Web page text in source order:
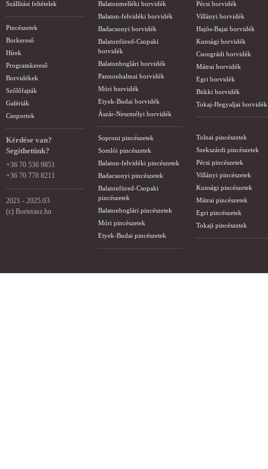
Szállítási feltételek
Pincészetek
Borkereső
Hírek
Programkereső
Borvidékek
Szőlőfajták
Galériák
Csoportok
Kérdése van?
Segíthetünk?
+36 70 536 9851
+36 70 778 8211
2021 - 2025.03
(c) Borterasz.hu
Balatonmelléki borvidék
Balaton-felvidéki borvidék
Badacsonyi borvidék
Balatonfüred-Csopaki
borvidék
Balatonboglári borvidék
Pannonhalmai borvidék
Móri borvidék
Etyek-Budai borvidék
Ászár-Neszmélyi borvidék
Soproni pincészetek
Somlói pincészetek
Balaton-felvidéki pincészetek
Badacsonyi pincészetek
Balatonfüred-Csopaki
pincészetek
Balatonboglári pincészetek
Móri pincészetek
Etyek-Budai pincészetek
Pécsi borvidék
Villányi borvidék
Hajós-Bajai borvidék
Kunsági borvidék
Csongrádi borvidék
Mátrai borvidék
Egri borvidék
Bükki borvidék
Tokaj-Hegyaljai borvidék
Tolnai pincészetek
Szekszárdi pincészetek
Pécsi pincészetek
Villányi pincészetek
Kunsági pincészetek
Mátrai pincészetek
Egri pincészetek
Tokaji pincészetek